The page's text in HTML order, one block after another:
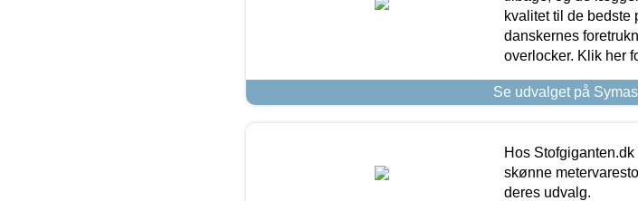
kvalitet til de
danskernes
overlocker. Klik her
Se udvalget på
Hos
skønne
deres udvalg.